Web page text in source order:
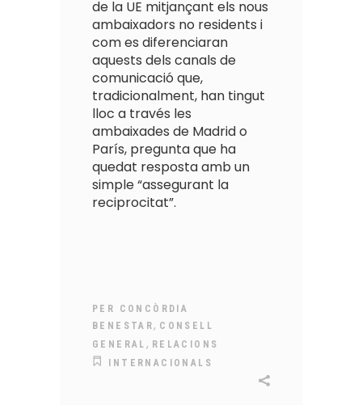
de la UE mitjançant els nous
ambaixadors no residents i
com es diferenciaran
aquests dels canals de
comunicació que,
tradicionalment, han tingut
lloc a través les
ambaixades de Madrid o
París, pregunta que ha
quedat resposta amb un
simple “assegurant la
reciprocitat”.
PER CONCÒRDIA
BENESTAR, CONSELL
GENERAL , RELACIONS
INTERNACIONALS